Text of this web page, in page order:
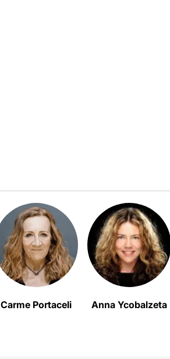
Carme Portaceli Anna Ycobalzeta